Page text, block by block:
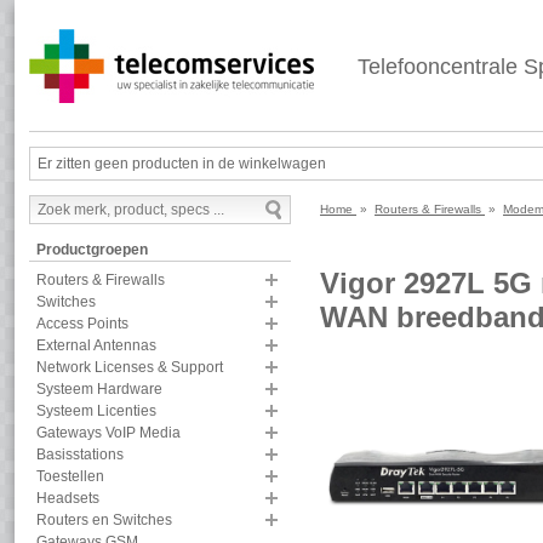
Telefooncentrale
Er zitten geen producten in de winkelwagen
Productgroepen
Routers & Firewalls
Switches
Access Points
External Antennas
Network Licenses & Support
Systeem Hardware
Systeem Licenties
Gateways VoIP Media
Basisstations
Toestellen
Headsets
Routers en Switches
Home » Routers & Firewalls »
Vigor 2927L
WAN